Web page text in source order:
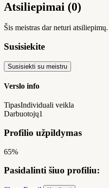
Atsiliepimai (0)
Šis meistras dar neturi atsiliepimų.
Susisiekite
Susisiekti su meistru
Verslo info
TipasIndividuali veikla
Darbuotojų1
Profilio užpildymas
65%
Pasidalinti šiuo profiliu: